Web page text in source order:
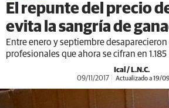
El repunte del precio
evita la sangría de
Entre enero y septiembre
profesionales que ahora se cifran en 1.185
Ical / L.N.C.
09/11/2017 Actualizado a 19/